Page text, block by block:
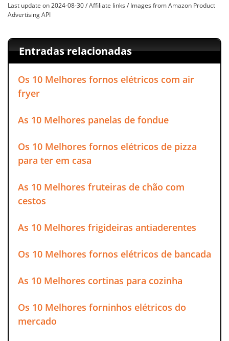
Last update on 2024-08-30 / Affiliate links / Images from Amazon Product
Advertising API
Entradas relacionadas
Os 10 Melhores fornos elétricos com air
fryer
As 10 Melhores panelas de fondue
Os 10 Melhores fornos elétricos de pizza
para ter em casa
As 10 Melhores fruteiras de chão com
cestos
As 10 Melhores frigideiras antiaderentes
Os 10 Melhores fornos elétricos de bancada
As 10 Melhores cortinas para cozinha
Os 10 Melhores forninhos elétricos do
mercado